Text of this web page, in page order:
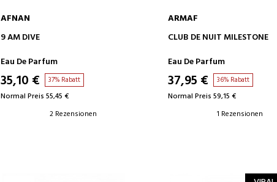
IN DEN WARENKORB
AFNAN
9 AM DIVE
Eau De Parfum
35,10 € 37% Rabatt
Normal Preis 55,45 €
2 Rezensionen
IN DEN WARENKORB
ARMAF
CLUB DE NUIT MILESTONE
Eau De Parfum
37,95 € 36% Rabatt
Normal Preis 59,15 €
1 Rezensionen